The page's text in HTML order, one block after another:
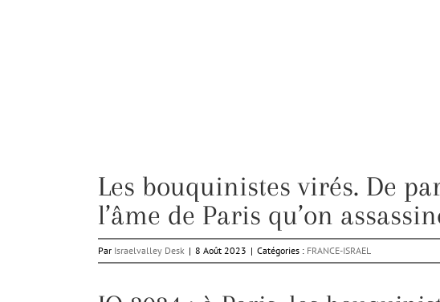
Les bouquinistes virés. De
l’âme de Paris qu’on
Par Israelvalley Desk | 8 Août 2023 | Catégories : FRANCE-ISRAEL